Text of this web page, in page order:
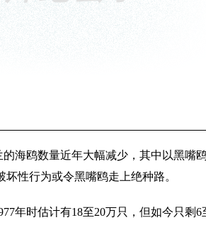
海鸥数量近年大幅减少，其中以黑嘴
性行为或令黑嘴鸥走上绝种路。
年时估计有18至20万只，但如今只剩